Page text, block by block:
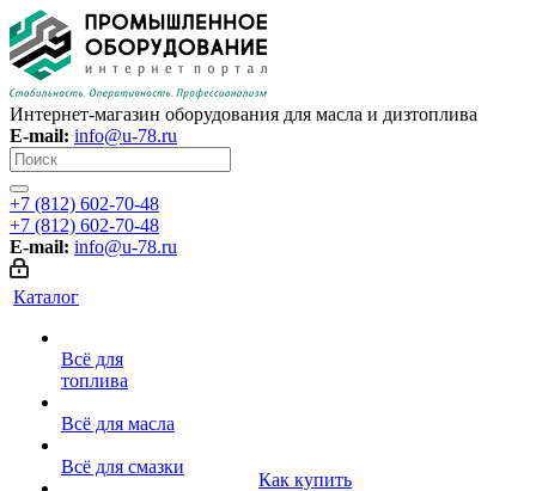
Интернет-магазин оборудования для масла и дизтоплива
E-mail: info@u-78.ru
+7 (812) 602-70-48
+7 (812) 602-70-48
E-mail: info@u-78.ru
Каталог
Всё для
топлива
Всё для масла
Всё для смазки
Как купить